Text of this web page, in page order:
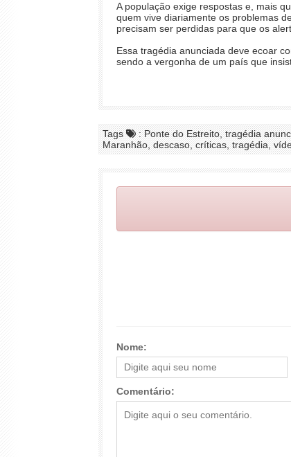
A população exige respostas e, mais
quem vive diariamente os problemas
precisam ser perdidas para que os
Essa tragédia anunciada deve ecoar
sendo a vergonha de um país que
Tags
: Ponte do Estreito, tragédia
Maranhão, descaso, críticas, tragédia,
Nome:
Comentário: